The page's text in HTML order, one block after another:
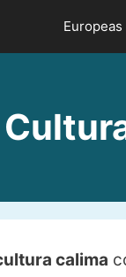
Europeas
calima